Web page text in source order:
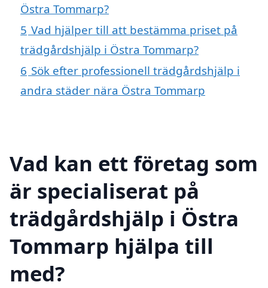
Östra Tommarp?
5 Vad hjälper till att bestämma priset på
trädgårdshjälp i Östra Tommarp?
6 Sök efter professionell trädgårdshjälp i
andra städer nära Östra Tommarp
Vad kan ett företag som
är specialiserat på
trädgårdshjälp i Östra
Tommarp hjälpa till
med?